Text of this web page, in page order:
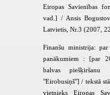
Eiropas Savienības
vad.] / Ansis
Latvietis, Nr.3 (2007,
Finanšu ministrija: par
panākumiem : [par
balvas
"Eirobusiņš"] / tekstā
vietnieks Eiropas